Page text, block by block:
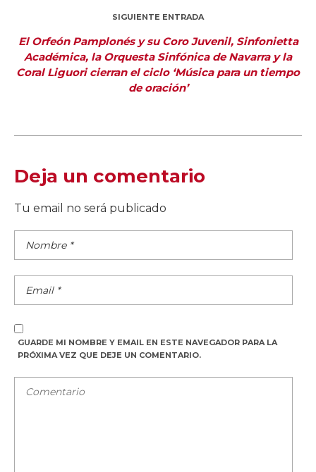
SIGUIENTE ENTRADA
El Orfeón Pamplonés y su Coro Juvenil, Sinfonietta
Académica, la Orquesta Sinfónica de Navarra y la
Coral Liguori cierran el ciclo ‘Música para un tiempo
de oración’
Deja un comentario
Tu email no será publicado
GUARDE MI NOMBRE Y EMAIL EN ESTE NAVEGADOR PARA LA
PRÓXIMA VEZ QUE DEJE UN COMENTARIO.